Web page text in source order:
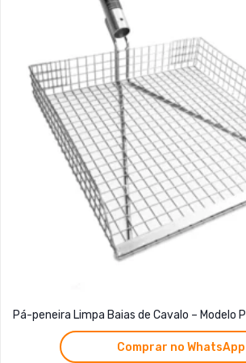
Pá-peneira Limpa Baias de Cavalo – Modelo
Comprar no WhatsApp